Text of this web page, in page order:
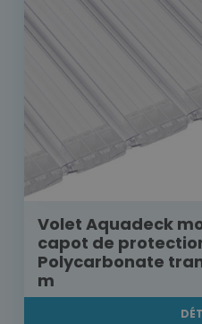
Volet Aquadeck
capot de
Polycarbonate
m